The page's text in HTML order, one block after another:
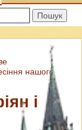
Пошук
нашого
і